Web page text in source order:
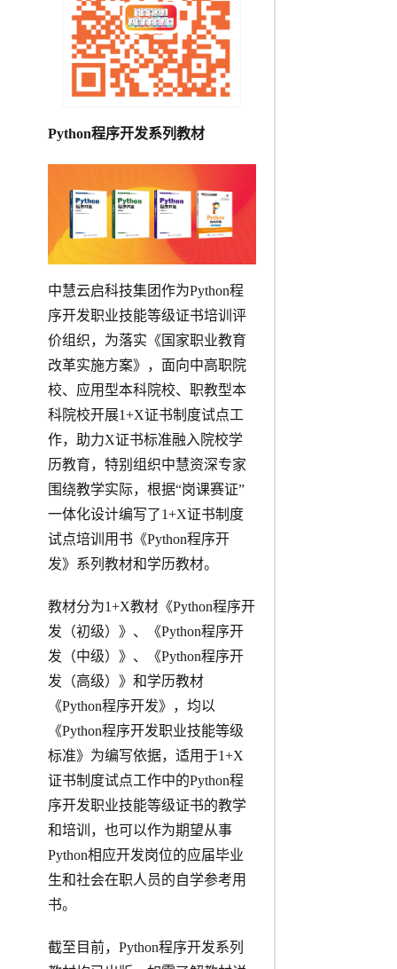
Python程序开发系列教材
中慧云启科技集团作为Python程
序开发职业技能等级证书培训评
价组织，为落实《国家职业教育
改革实施方案》，面向中高职院
校、应用型本科院校、职教型本
科院校开展1+X证书制度试点工
作，助力X证书标准融入院校学
历教育，特别组织中慧资深专家
围绕教学实际，根据“岗课赛证”
一体化设计编写了1+X证书制度
试点培训用书《Python程序开
发》系列教材和学历教材。
教材分为1+X教材《Python程序开
发（初级）》、《Python程序开
发（中级）》、《Python程序开
发（高级）》和学历教材
《Python程序开发》，均以
《Python程序开发职业技能等级
标准》为编写依据，适用于1+X
证书制度试点工作中的Python程
序开发职业技能等级证书的教学
和培训，也可以作为期望从事
Python相应开发岗位的应届毕业
生和社会在职人员的自学参考用
书。
截至目前，Python程序开发系列